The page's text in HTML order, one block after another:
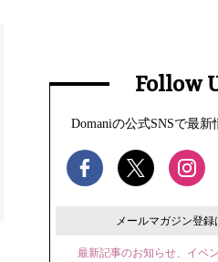
Follow
Domaniの公式SNSで最新
メールマガジン登録
最新記事のお知らせ、イベ